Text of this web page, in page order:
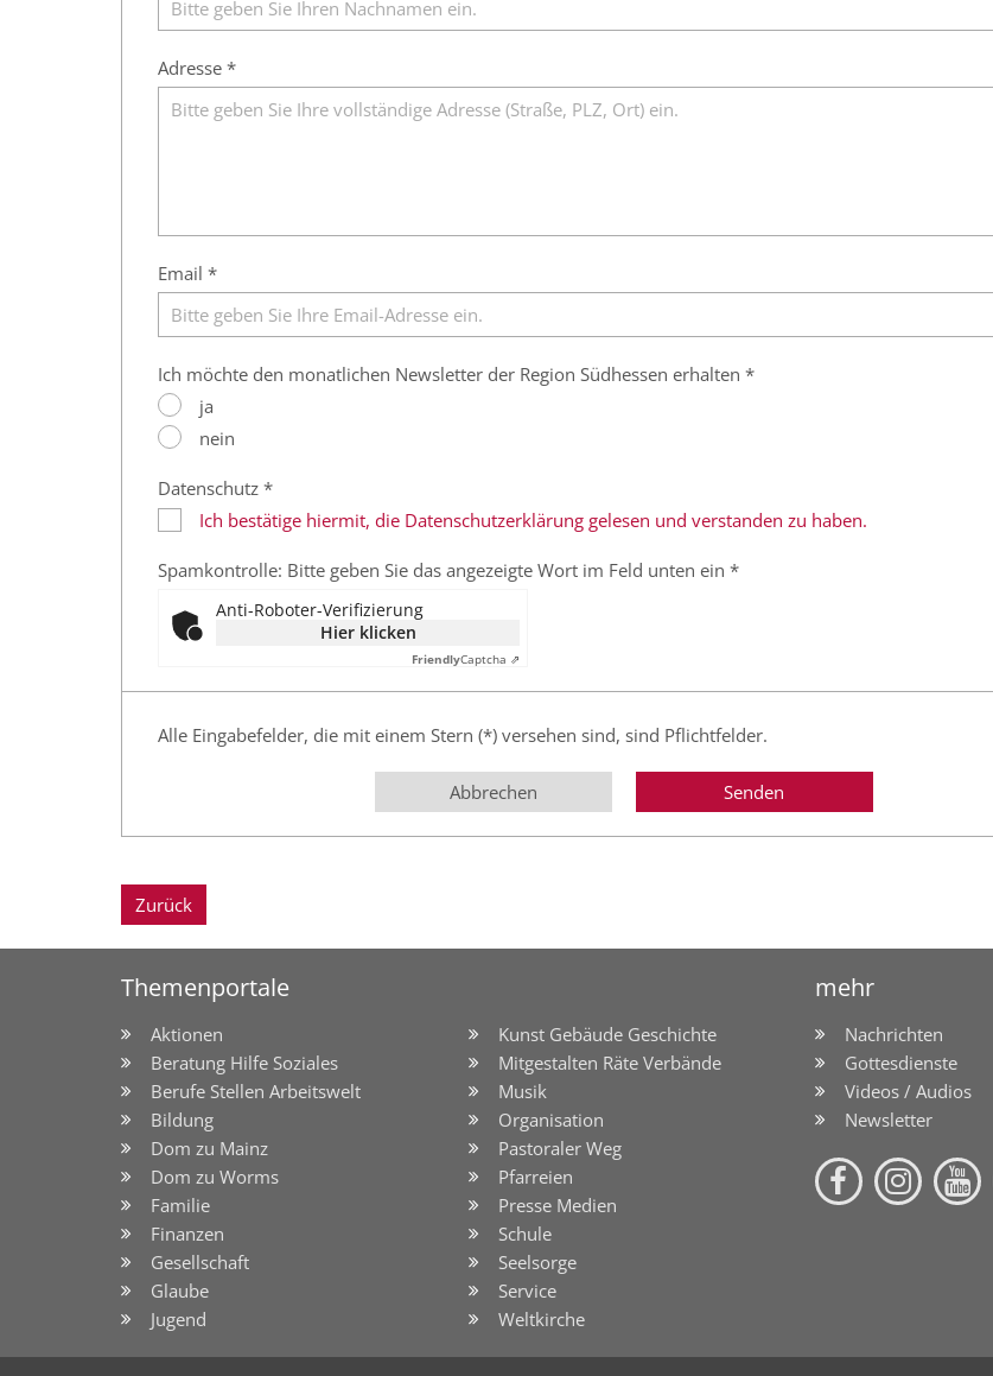
Adresse *
Email *
Ich möchte den monatlichen Newsletter der Region Südhessen erhalten *
ja
nein
Datenschutz *
Ich bestätige hiermit, die Datenschutzerklärung gelesen und verstanden zu haben.
Spamkontrolle: Bitte geben Sie das angezeigte Wort im Feld unten ein *
Anti-Roboter-Verifizierung
Hier klicken
FriendlyCaptcha ⇗
Alle Eingabefelder, die mit einem Stern (*) versehen sind, sind Pflichtfelder.
Abbrechen
Zurück
Themenportale mehr
Aktionen
Beratung Hilfe Soziales
Berufe Stellen Arbeitswelt
Bildung
Dom zu Mainz
Dom zu Worms
Familie
Finanzen
Gesellschaft
Glaube
Jugend
Kunst Gebäude Geschichte
Mitgestalten Räte Verbände
Musik
Organisation
Pastoraler Weg
Pfarreien
Presse Medien
Schule
Seelsorge
Service
Weltkirche
Nachrichten
Gottesdienste
Videos / Audios
Newsletter